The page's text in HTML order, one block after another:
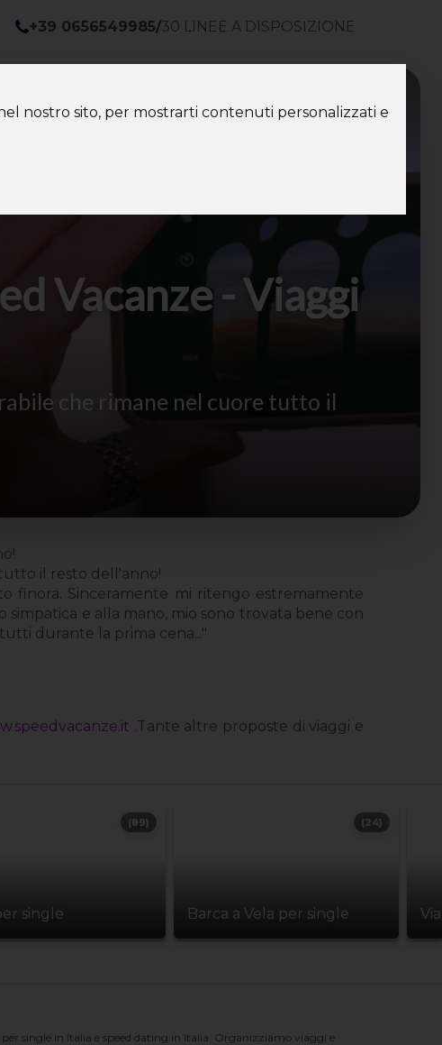
nostro sito, per mostrarti contenuti personalizzati e
+39 0656549985/30 LINEE A DISPOSIZIONE
Vacanze - Viaggi
che rimane nel cuore tutto il
il resto dell'anno!
finora. Sinceramente mi ritengo estremamente
e alla mano, mio sono trovata bene con
durante la prima cena..."
.Tante altre proposte di viaggi e
single
(89)
Barca a Vela per single
(24)
single in Italia e speed dating in Italia. Organizziamo viaggi e